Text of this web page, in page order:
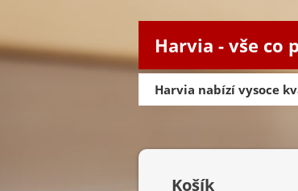
Harvia - vše co
Harvia nabízí vysoce
Košík